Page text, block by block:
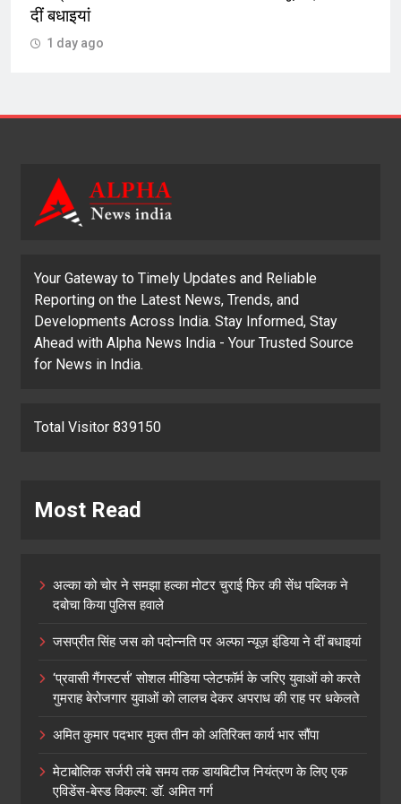
दीं बधाइयां
1 day ago
Your Gateway to Timely Updates and Reliable
Reporting on the Latest News, Trends, and
Developments Across India. Stay Informed, Stay
Ahead with Alpha News India - Your Trusted Source
for News in India.
Total Visitor 839150
Most Read
अल्का को चोर ने समझा हल्का मोटर चुराई फिर की सेंध पब्लिक ने
दबोचा किया पुलिस हवाले
जसप्रीत सिंह जस को पदोन्नति पर अल्फा न्यूज़ इंडिया ने दीं बधाइयां
‘प्रवासी गैंगस्टर्स’ सोशल मीडिया प्लेटफॉर्म के जरिए युवाओं को करते
गुमराह बेरोजगार युवाओं को लालच देकर अपराध की राह पर धकेलते
अमित कुमार पदभार मुक्त तीन को अतिरिक्त कार्य भार सौंपा
मेटाबोलिक सर्जरी लंबे समय तक डायबिटीज नियंत्रण के लिए एक
एविडेंस-बेस्ड विकल्प: डॉ. अमित गर्ग